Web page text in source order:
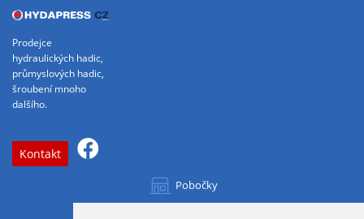
Prodejce
hydraulických hadic,
průmyslových hadic,
šroubení mnoho
dalšího.
Kontakt
Pobočky